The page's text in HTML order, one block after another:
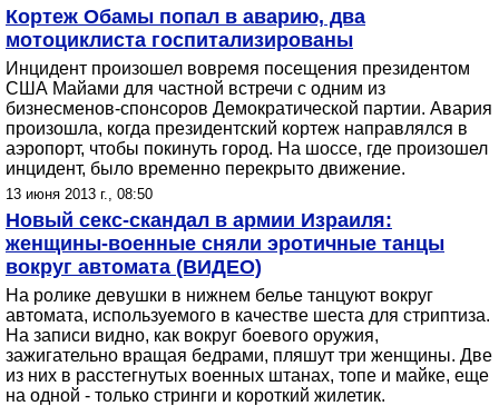
Кортеж Обамы попал в аварию, два
мотоциклиста госпитализированы
Инцидент произошел вовремя посещения президентом
США Майами для частной встречи с одним из
бизнесменов-спонсоров Демократической партии. Авария
произошла, когда президентский кортеж направлялся в
аэропорт, чтобы покинуть город. На шоссе, где произошел
инцидент, было временно перекрыто движение.
13 июня 2013 г., 08:50
Новый секс-скандал в армии Израиля:
женщины-военные сняли эротичные танцы
вокруг автомата (ВИДЕО)
На ролике девушки в нижнем белье танцуют вокруг
автомата, используемого в качестве шеста для стриптиза.
На записи видно, как вокруг боевого оружия,
зажигательно вращая бедрами, пляшут три женщины. Две
из них в расстегнутых военных штанах, топе и майке, еще
на одной - только стринги и короткий жилетик.